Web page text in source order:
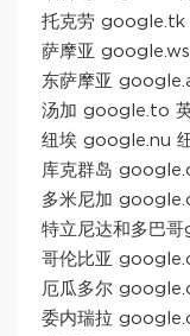
托克劳 google.tk
萨摩亚
东萨摩亚
汤加 google.to
纽埃 google.nu
库克群岛
多米尼加
特立尼达和多巴
哥伦比亚
厄瓜多尔
委内瑞拉